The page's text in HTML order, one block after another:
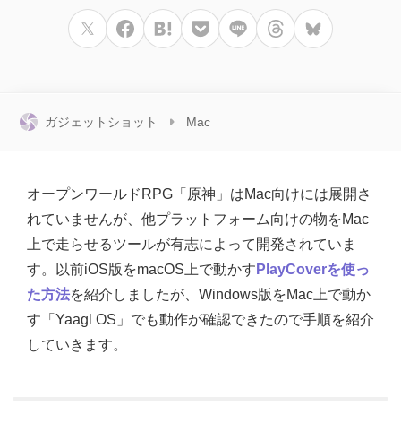
ガジェットショット Mac
オープンワールドRPG「原神」はMac向けには展開さ
れていませんが、他プラットフォーム向けの物をMac
上で走らせるツールが有志によって開発されていま
す。以前iOS版をmacOS上で動かす PlayCoverを使っ
た方法を紹介しましたが、Windows版をMac上で動か
す「Yaagl OS」でも動作が確認できたので手順を紹介
していきます。